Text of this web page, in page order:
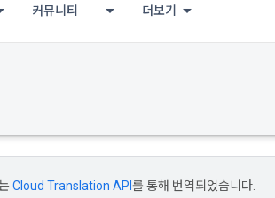
커뮤니티 더보기
Cloud Translation API 를 통해 번역되었습니다.